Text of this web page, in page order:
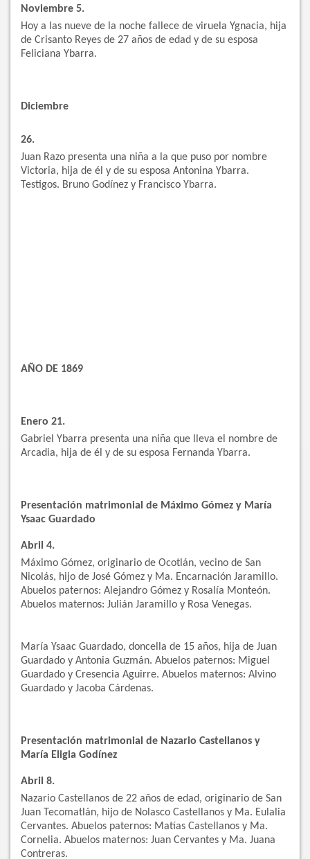
Noviembre 5.
Hoy a las nueve de la noche fallece de viruela Ygnacia, hija
de Crisanto Reyes de 27 años de edad y de su esposa
Feliciana Ybarra.
Diciembre
26.
Juan Razo presenta una niña a la que puso por nombre
Victoria, hija de él y de su esposa Antonina Ybarra.
Testigos. Bruno Godínez y Francisco Ybarra.
AÑO DE 1869
Enero 21.
Gabriel Ybarra presenta una niña que lleva el nombre de
Arcadia, hija de él y de su esposa Fernanda Ybarra.
Presentación matrimonial de Máximo Gómez y María
Ysaac Guardado
Abril 4.
Máximo Gómez, originario de Ocotlán, vecino de San
Nicolás, hijo de José Gómez y Ma. Encarnación Jaramillo.
Abuelos paternos: Alejandro Gómez y Rosalía Monteón.
Abuelos maternos: Julián Jaramillo y Rosa Venegas.
María Ysaac Guardado, doncella de 15 años, hija de Juan
Guardado y Antonia Guzmán. Abuelos paternos: Miguel
Guardado y Cresencia Aguirre. Abuelos maternos: Alvino
Guardado y Jacoba Cárdenas.
Presentación matrimonial de Nazario Castellanos y
María Eligia Godínez
Abril 8.
Nazario Castellanos de 22 años de edad, originario de San
Juan Tecomatlán, hijo de Nolasco Castellanos y Ma. Eulalia
Cervantes. Abuelos paternos: Matías Castellanos y Ma.
Cornelia. Abuelos maternos: Juan Cervantes y Ma. Juana
Contreras.